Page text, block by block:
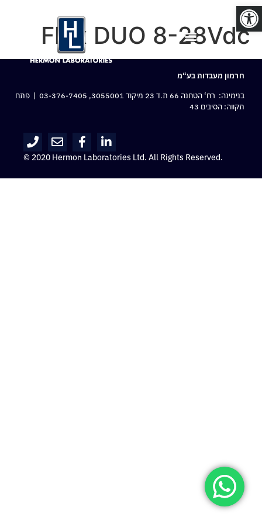
פתח סרגל נגישות
Flex DUO 8-28Vdc
חרמון מעבדות בע“מ
בנימינה: רח‘ הטחנה 66 ת.ד 23 מיקוד 3055001,
03-376-7405 | פתח
תקווה: הסיבים 43
© 2020 Hermon Laboratories Ltd. All Rights Reserved.